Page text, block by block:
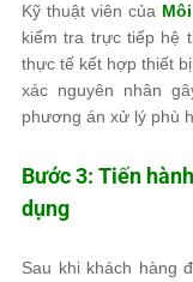
Kỹ thuật viên của
kiểm tra trực tiếp hệ
thực tế kết hợp thiết
xác nguyên nhân
phương án xử lý phù
Bước 3: Tiến
dụng
Sau khi khách hàng